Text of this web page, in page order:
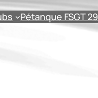
Pétanque FSGT 29